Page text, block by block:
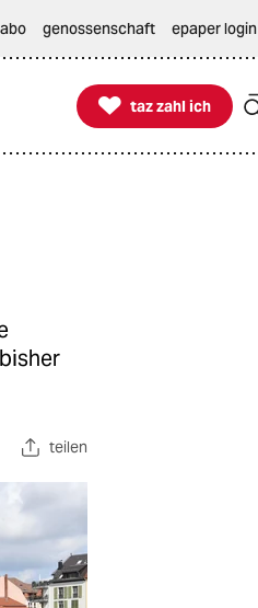
abo genossenschaft epaper login

taz zahl ich
taz zahl ich
teilen